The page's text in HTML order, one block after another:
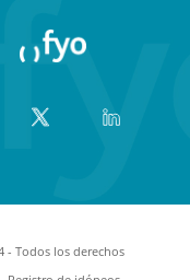
- Todos los derechos